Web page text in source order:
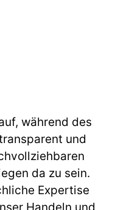
während des
und
da zu sein.
Expertise
Handeln und